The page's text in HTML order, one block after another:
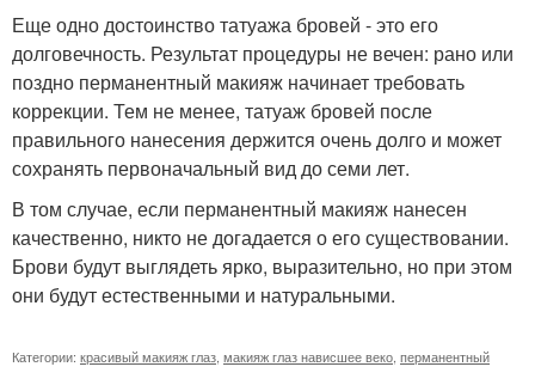
Еще одно достоинство татуажа бровей - это его
долговечность. Результат процедуры не вечен: рано или
поздно перманентный макияж начинает требовать
коррекции. Тем не менее, татуаж бровей после
правильного нанесения держится очень долго и может
сохранять первоначальный вид до семи лет.
В том случае, если перманентный макияж нанесен
качественно, никто не догадается о его существовании.
Брови будут выглядеть ярко, выразительно, но при этом
они будут естественными и натуральными.
Категории: красивый макияж глаз, макияж глаз нависшее веко, перманентный